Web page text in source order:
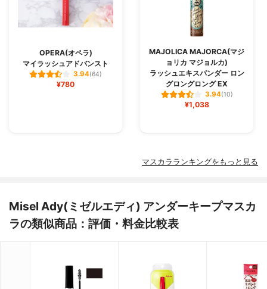
OPERA(オペラ)
マイラッシュアドバンスト
3.94(64)
¥780
MAJOLICA MAJORCA(マジ
ョリカ マジョルカ)
ラッシュエキスパンダー ロン
グロングロング EX
3.94(10)
¥1,038
マスカラランキングをもっと見る
Misel Ady(ミゼルエディ) アンダーキープマスカ
ラの類似商品：評価・料金比較表